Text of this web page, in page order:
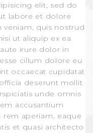
elit, sed do
labore et dolore
veniam, quis nostrud
ut aliquip ex ea
irure dolor in
cillum dolore eu
occaecat cupidatat
deserunt mollit
unde omnis
accusantium
aperiam, eaque
et quasi architecto